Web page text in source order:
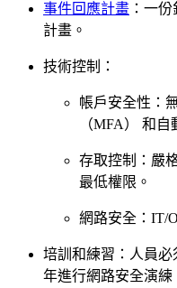
事件回應計畫 ：一
計畫。
技術控制：
帳戶安全性：
（MFA） 和自
存取控制：嚴
最低權限。
網路安全：IT/
培訓和練習：人員
年進行網路安全演練